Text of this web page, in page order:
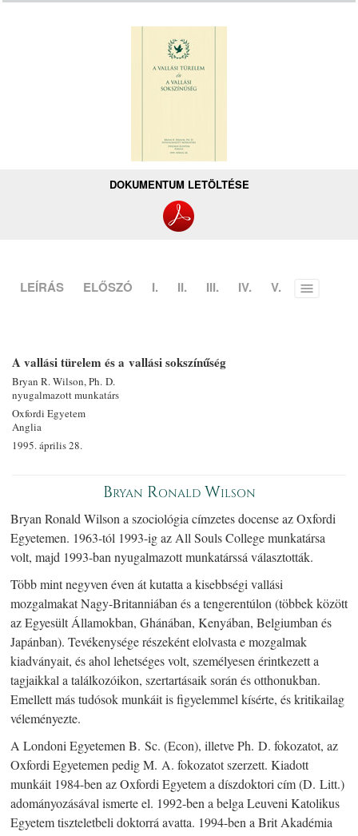
DOKUMENTUM LETÖLTÉSE
LEÍRÁS ELŐSZÓ I. II. III. IV. V. Toggle
A vallási türelem és a vallási sokszínűség
Bryan R. Wilson, Ph. D.
nyugalmazott munkatárs
Oxfordi Egyetem
Anglia
1995. április 28.
Bryan Ronald Wilson
Bryan Ronald Wilson a szociológia címzetes docense az Oxfordi
Egyetemen. 1963-tól 1993-ig az All Souls College munkatársa
volt, majd 1993-ban nyugalmazott munkatárssá választották.
Több mint negyven éven át kutatta a kisebbségi vallási
mozgalmakat Nagy-Britanniában és a tengerentúlon (többek között
az Egyesült Államokban, Ghánában, Kenyában, Belgiumban és
Japánban). Tevékenysége részeként elolvasta e mozgalmak
kiadványait, és ahol lehetséges volt, személyesen érintkezett a
tagjaikkal a találkozóikon, szertartásaik során és otthonukban.
Emellett más tudósok munkáit is figyelemmel kísérte, és kritikailag
véleményezte.
A Londoni Egyetemen B. Sc. (Econ), illetve Ph. D. fokozatot, az
Oxfordi Egyetemen pedig M. A. fokozatot szerzett. Kiadott
munkáit 1984-ben az Oxfordi Egyetem a díszdoktori cím (D. Litt.)
adományozásával ismerte el. 1992-ben a belga Leuveni Katolikus
Egyetem tiszteletbeli doktorrá avatta. 1994-ben a Brit Akadémia